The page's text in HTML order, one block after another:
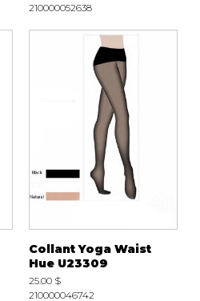
210000052638
Collant Yoga Waist
Hue U23309
25.00 $
210000046742